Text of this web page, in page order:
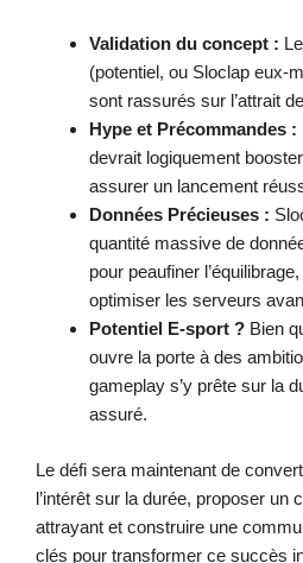
Validation du concept :
(potentiel, ou Sloclap eux-
sont rassurés sur l’attrait
Hype et Précommandes :
devrait logiquement
assurer un lancement
Données Précieuses :
quantité massive de
pour peaufiner
optimiser les serveurs
Potentiel E-sport ? Bien
ouvre la porte à des
gameplay s’y prête sur la
assuré.
Le défi sera maintenant de
l’intérêt sur la durée, proposer un
attrayant et construire une
clés pour transformer ce succès